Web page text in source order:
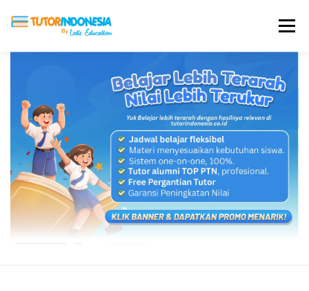
Menu
ABOUT US JADI PENGAJAR
BIAYA LES TESTIMONI PROFIL ALUMNI
BLOG DAFTAR SEKOLAH